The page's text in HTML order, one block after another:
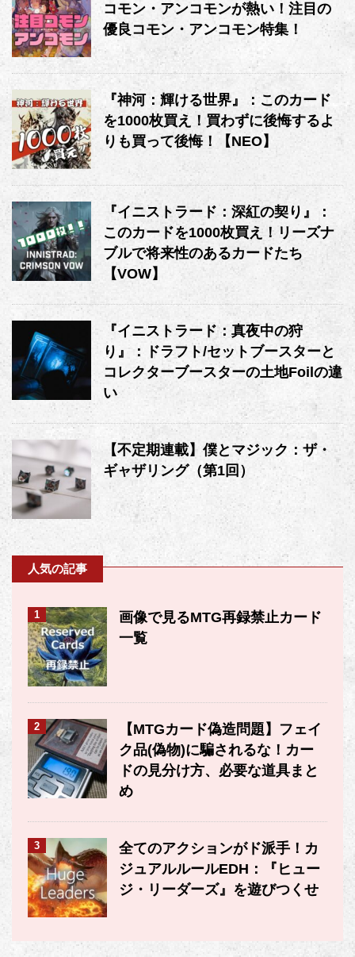
コモン・アンコモンが熱い！注目の
優良コモン・アンコモン特集！
『神河：輝ける世界』：このカード
を1000枚買え！買わずに後悔するよ
りも買って後悔！【NEO】
『イニストラード：深紅の契り』：
このカードを1000枚買え！リーズナ
ブルで将来性のあるカードたち
【VOW】
『イニストラード：真夜中の狩
り』：ドラフト/セットブースターと
コレクターブースターの土地Foilの違
い
【不定期連載】僕とマジック：ザ・
ギャザリング（第1回）
人気の記事
1
画像で見るMTG再録禁止カード
一覧
2
【MTGカード偽造問題】フェイ
ク品(偽物)に騙されるな！カー
ドの見分け方、必要な道具まと
め
3
全てのアクションがド派手！カ
ジュアルルールEDH：『ヒュー
ジ・リーダーズ』を遊びつくせ